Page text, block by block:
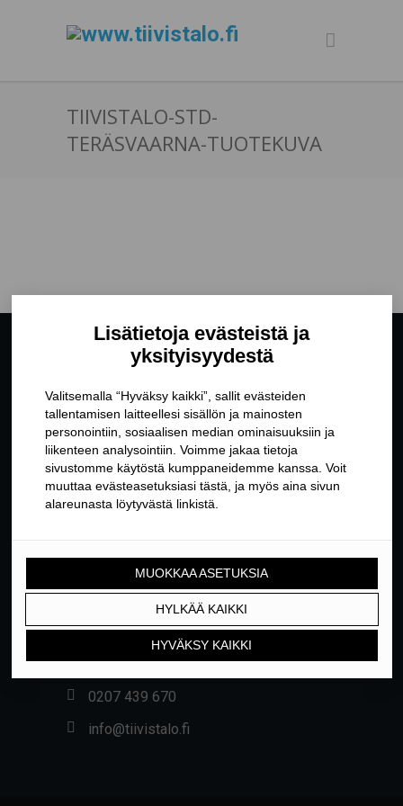
TIIVISTALO-STD-
TERÄSVAARNA-TUOTEKUVA
YHTEYSTIEDOT
Yrittäjäntie 24, 01800 KLAUKKALA
0207 439 670
info@tiivistalo.fi